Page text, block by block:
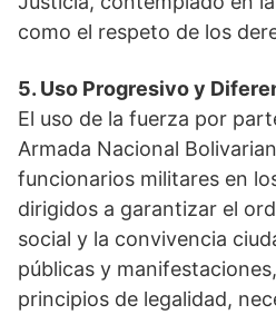
como el respeto de los
5. Uso Progresivo y
El uso de la fuerza por
Armada Nacional
funcionarios militares en
dirigidos a garantizar el
social y la convivencia
públicas y
principios de legalidad,